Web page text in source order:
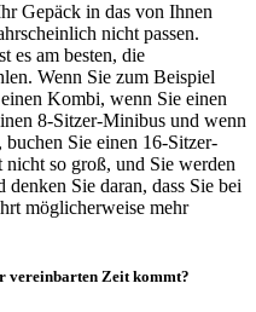
Gepäck in das von Ihnen
nicht passen.
es am besten, die
Wenn Sie zum Beispiel
Kombi, wenn Sie einen
8-Sitzer-Minibus und wenn
Sie einen 16-Sitzer-
so groß, und Sie werden
Sie daran, dass Sie bei
möglicherweise mehr
vereinbarten Zeit kommt?